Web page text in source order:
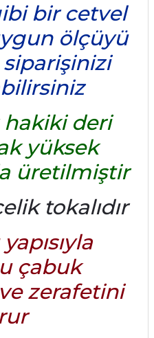
bir cetvel
ölçüyü
deri
yüksek
üretilmiştir
tokalıdır
çabuk
zerafetini